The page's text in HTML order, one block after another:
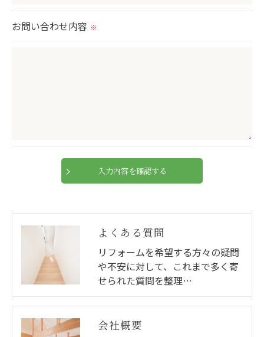
当社では、お客様の個人情報の開示･訂正･削除・利
ご本人である事を確認のうえ、対応させて頂きま
す。
個人情報の開示･訂正･削除・利用停止の具体的手続
きにつきましては、お電話でお問合せ下さい。
お問い合わせ内容 ※
よくある質問
リフォームを希望する方々の疑問
や不安に対して、これまで多く寄
せられた質問を整理…
会社概要
お気軽にご相談ください